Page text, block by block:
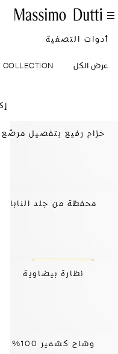
أدوات التصفية
عرض الكل COLLECTION
حزام رفيع بتفصيل مرصّع
محفظة من جلد النابا
نظارة بيضاوية
وشاح كشمير 100%